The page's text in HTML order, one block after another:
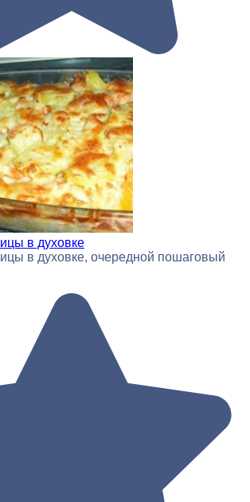
в духовке
в духовке, очередной пошаговый